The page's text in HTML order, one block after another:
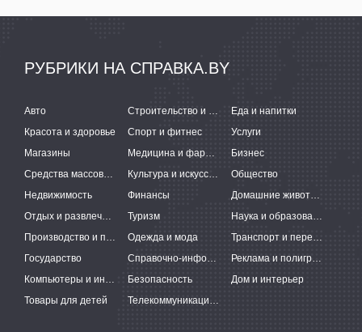
РУБРИКИ НА СПРАВКА.BY
Авто Строительство и ремонт
Еда и напитки
Красота и здоровье
Спорт и фитнес
Услуги
Магазины
Медицина и фармацевтика
Бизнес
Средства массовой информации
Культура и искусство
Общество
Недвижимость
Финансы
Домашние животные
Отдых и развлечения
Туризм
Наука и образование
Производство и поставки
Одежда и мода
Транспорт и перевозки
Государство
Справочно-информационные системы
Реклама и полиграфия
Компьютеры и интернет
Безопасность
Дом и интерьер
Товары для детей
Телекоммуникации и связь